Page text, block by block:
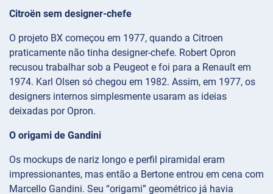
Citroën sem designer-chefe
O projeto BX começou em 1977, quando a Citroen
praticamente não tinha designer-chefe. Robert Opron
recusou trabalhar sob a Peugeot e foi para a Renault em
1974. Karl Olsen só chegou em 1982. Assim, em 1977, os
designers internos simplesmente usaram as ideias
deixadas por Opron.
O origami de Gandini
Os mockups de nariz longo e perfil piramidal eram
impressionantes, mas então a Bertone entrou em cena com
Marcello Gandini. Seu “origami” geométrico já havia